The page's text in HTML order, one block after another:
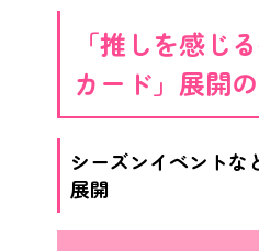
「推しを感じ
カード」展開
シーズンイベントな
展開